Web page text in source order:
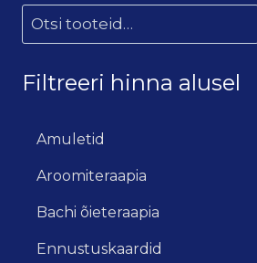
Filtreeri hinna alusel
Amuletid
Aroomiteraapia
Bachi õieteraapia
Ennustuskaardid